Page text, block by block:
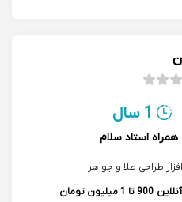
1 سال
همراه استاد سلام
آنلاین 900 تا 1 میلیون تومان